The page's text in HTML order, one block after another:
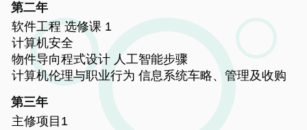
第二年
软件工程 选修课 1
计算机安全
物件导向程式设计 人工智能步骤
计算机伦理与职业行为 信息系统车略、管理及收购
第三年
主修项目1